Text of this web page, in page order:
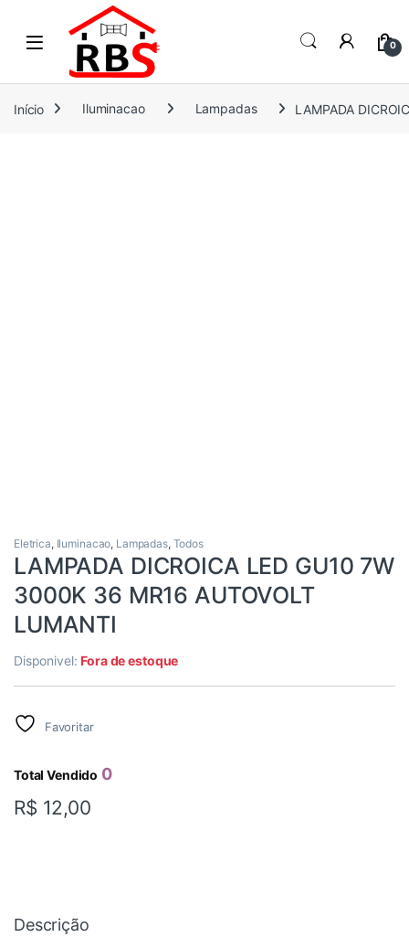
Skip to navigation
0
Início Iluminacao Lampadas LAMPADA
Eletrica, Iluminacao, Lampadas, Todos
LAMPADA DICROICA LED GU10 7W
3000K 36 MR16 AUTOVOLT
LUMANTI
Disponivel:Fora de estoque
Favoritar
Total Vendido 0
R$ 12,00
Descrição